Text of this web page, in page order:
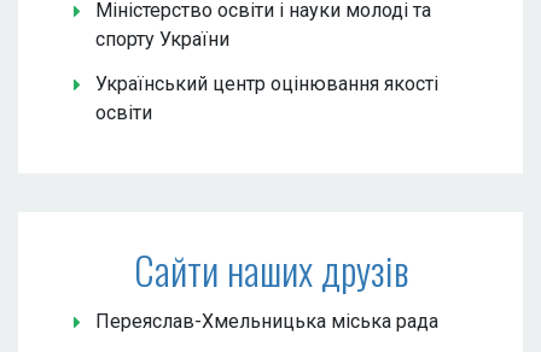
Міністерство освіти і науки молоді та
спорту України
Український центр оцінювання якості
освіти
Сайти наших друзів
Переяслав-Хмельницька міська рада